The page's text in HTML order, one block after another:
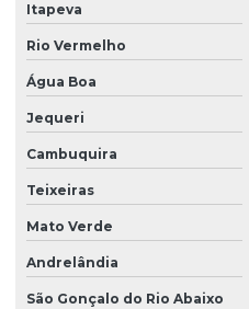
Itapeva
Rio Vermelho
Água Boa
Jequeri
Cambuquira
Teixeiras
Mato Verde
Andrelândia
São Gonçalo do Rio Abaixo